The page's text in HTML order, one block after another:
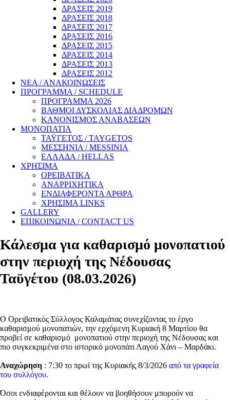
ΔΡΑΣΕΙΣ 2019
ΔΡΑΣΕΙΣ 2018
ΔΡΑΣΕΙΣ 2017
ΔΡΑΣΕΙΣ 2016
ΔΡΑΣΕΙΣ 2015
ΔΡΑΣΕΙΣ 2014
ΔΡΑΣΕΙΣ 2013
ΔΡΑΣΕΙΣ 2012
ΝΕΑ / ΑΝΑΚΟΙΝΩΣΕΙΣ
ΠΡΟΓΡΑΜΜΑ / SCHEDULE
ΠΡΟΓΡΑΜΜΑ 2026
ΒΑΘΜΟΙ ΔΥΣΚΟΛΙΑΣ ΔΙΑΔΡΟΜΩΝ
ΚΑΝΟΝΙΣΜΟΣ ΑΝΑΒΑΣΕΩΝ
ΜΟΝΟΠΑΤΙΑ
ΤΑΫΓΕΤΟΣ / TAYGETOS
ΜΕΣΣΗΝΙΑ / MESSINIA
ΕΛΛΑΔΑ / HELLAS
ΧΡΗΣΙΜΑ
ΟΡΕΙΒΑΤΙΚΑ
ΑΝΑΡΡΙΧΗΤΙΚΑ
ΕΝΔΙΑΦΕΡΟΝΤΑ ΑΡΘΡΑ
ΧΡΗΣΙΜΑ LINKS
GALLERY
ΕΠΙΚΟΙΝΩΝΙΑ / CONTACT US
Κάλεσμα για καθαρισμό μονοπατιού
στην περιοχή της Νέδουσας
Ταϋγέτου (08.03.2026)
Ο Ορειβατικός Σύλλογος Καλαμάτας συνεχίζοντας το έργο
καθαρισμού μονοπατιών, την ερχόμενη Κυριακή 8 Μαρτίου θα
προβεί σε καθαρισμό μονοπατιού στην περιοχή της Νέδουσας και
πιο συγκεκριμένα στο ιστορικό μονοπάτι Λαγού Χάνι – Μαρδάκι.
Αναχώρηση : 7:30 το πρωί της Κυριακής 8/3/2026 από τα γραφεία
του συλλόγου.
Όσοι ενδιαφέρονται και θέλουν να βοηθήσουν μπορούν να